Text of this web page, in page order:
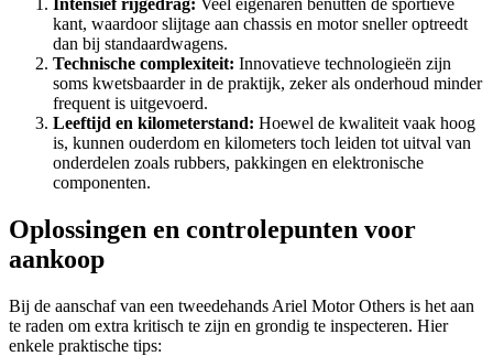
Intensief rijgedrag: Veel eigenaren benutten de sportieve
kant, waardoor slijtage aan chassis en motor sneller optreedt
dan bij standaardwagens.
Technische complexiteit: Innovatieve technologieën zijn
soms kwetsbaarder in de praktijk, zeker als onderhoud minder
frequent is uitgevoerd.
Leeftijd en kilometerstand: Hoewel de kwaliteit vaak hoog
is, kunnen ouderdom en kilometers toch leiden tot uitval van
onderdelen zoals rubbers, pakkingen en elektronische
componenten.
Oplossingen en controlepunten voor
aankoop
Bij de aanschaf van een tweedehands Ariel Motor Others is het aan
te raden om extra kritisch te zijn en grondig te inspecteren. Hier
enkele praktische tips: